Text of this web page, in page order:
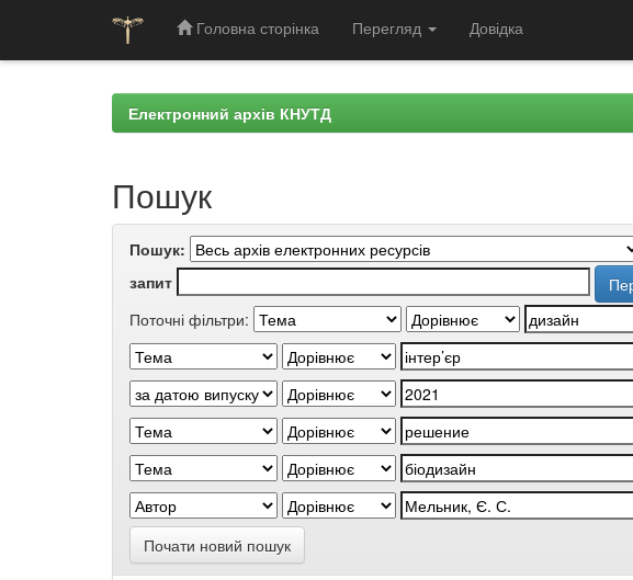
Головна сторінка Перегляд Довідка
Електронний архів КНУТД
Пошук
Пошук:
запит
Поточні фільтри:
Почати новий пошук